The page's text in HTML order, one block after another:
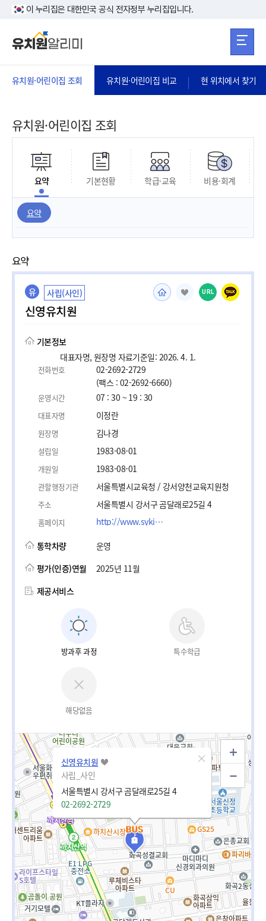
본문 바로가기
이 누리집은 대한민국 공식 전자정부 누리집입니다.
유치원·어린이집 조회 유치원·어린이집 비교 현 위치에서 찾기
유치원·어린이집 조회
요약 기본현황 학급·교육 비용·회계
요약
요약
유 사립(사인)
신영유치원
URL
기본정보
대표자명, 원장명 자료기준일: 2026. 4. 1.
전화번호
02-2692-2729
(팩스 : 02-2692-6660)
운영시간 07 : 30 ~ 19 : 30
대표자명 이정란
원장명 김나경
설립일 1983-08-01
개원일 1983-08-01
관할행정기관 서울특별시교육청 / 강서양천교육지원청
주소 서울특별시 강서구 곰달래로25길 4
홈페이지 http://www.sykid.com/
통학차량
운영
평가(인증)연월
2025년 11월
제공서비스
방과후 과정 특수학급
해당없음
신영유치원
사립_사인
서울특별시 강서구 곰달래로25길 4
02-2692-2729